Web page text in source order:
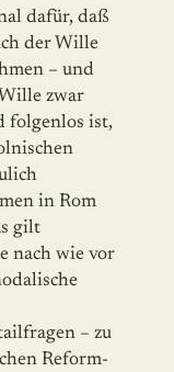
dafür, daß
der Wille
– und
zwar
folgenlos ist,
in Rom
gilt
nach wie vor
– zu
Reform-